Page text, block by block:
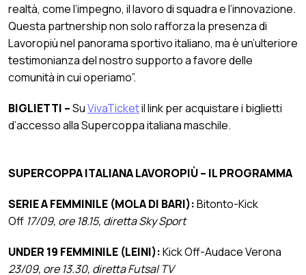
realtà, come l’impegno, il lavoro di squadra e l’innovazione.
Questa partnership non solo rafforza la presenza di
Lavoropiù nel panorama sportivo italiano, ma è un’ulteriore
testimonianza del nostro supporto a favore delle
comunità in cui operiamo”.
BIGLIETTI –SuVivaTicketil link per acquistare i biglietti
d’accesso alla Supercoppa italiana maschile.
SUPERCOPPA ITALIANA LAVOROPIÙ – IL PROGRAMMA
SERIE A FEMMINILE (MOLA DI BARI):Bitonto-Kick
Off 17/09, ore 18.15, diretta Sky Sport
UNDER 19 FEMMINILE (LEINI):Kick Off-Audace Verona
23/09, ore 13.30, diretta Futsal TV